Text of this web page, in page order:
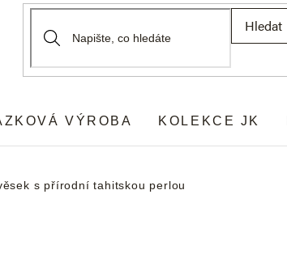
Hledat
VÝROBA KOLEKCE JK
s přírodní tahitskou perlou